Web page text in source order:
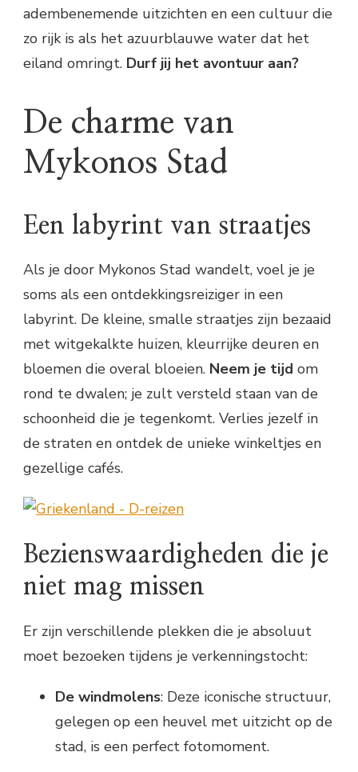
adembenemende uitzichten en een cultuur die
zo rijk is als het azuurblauwe water dat het
eiland omringt. Durf jij het avontuur aan?
De charme van
Mykonos Stad
Een labyrint van straatjes
Als je door Mykonos Stad wandelt, voel je je
soms als een ontdekkingsreiziger in een
labyrint. De kleine, smalle straatjes zijn bezaaid
met witgekalkte huizen, kleurrijke deuren en
bloemen die overal bloeien. Neem je tijd om
rond te dwalen; je zult versteld staan van de
schoonheid die je tegenkomt. Verlies jezelf in
de straten en ontdek de unieke winkeltjes en
gezellige cafés.
Bezienswaardigheden die je
niet mag missen
Er zijn verschillende plekken die je absoluut
moet bezoeken tijdens je verkenningstocht:
De windmolens: Deze iconische structuur,
gelegen op een heuvel met uitzicht op de
stad, is een perfect fotomoment.